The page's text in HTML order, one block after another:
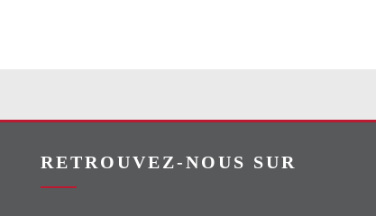
RETROUVEZ-NOUS SUR